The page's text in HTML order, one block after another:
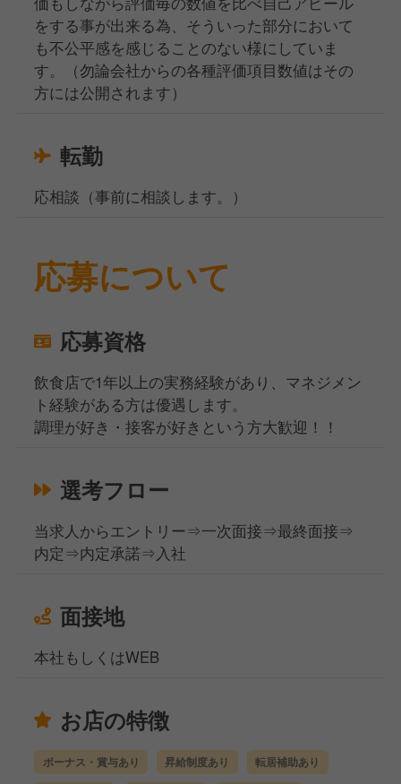
をする事が出来る為、そういった部分において
も不公平感を感じることのない様にしていま
す。（勿論会社からの各種評価項目数値はその
方には公開されます）
転勤
応相談（事前に相談します。）
応募について
応募資格
飲食店で1年以上の実務経験があり、マネジメン
ト経験がある方は優遇します。
調理が好き・接客が好きという方大歓迎！！
選考フロー
当求人からエントリー⇒一次面接⇒最終面接⇒
内定⇒内定承諾⇒入社
面接地
本社もしくはWEB
お店の特徴
ボーナス・賞与あり 昇給制度あり 転居補助あり